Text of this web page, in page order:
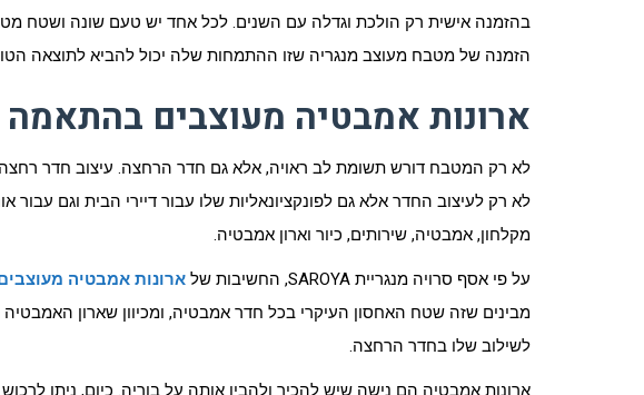
בהזמנה אישית רק הולכת וגדלה עם השנים. לכל אחד יש טעם שונה ושטח
הזמנה של מטבח מעוצב מנגריה שזו ההתמחות שלה יכול להביא לתוצאה
ארונות אמבטיה מעוצבים
לא רק המטבח דורש תשומת לב ראויה, אלא גם חדר הרחצה. עיצוב חדר
לא רק לעיצוב החדר אלא גם לפונקציונאליות שלו עבור דיירי הבית וגם
מקלחון, אמבטיה, שירותים, כיור וארון אמבטיה.
על פי אסף סרויה מנגריית SAROYA, החשיבות של ארונות אמבטיה
מבינים שזה שטח האחסון העיקרי בכל חדר אמבטיה, ומכיוון שארון
לשילוב שלו בחדר הרחצה.
ארונות אמבטיה הם נישה שיש להכיר ולהבין אותה על בוריה. כיום, ניתן